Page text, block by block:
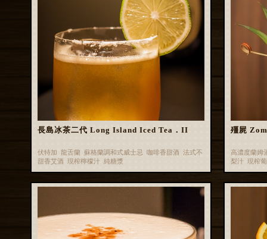
長島冰茶二代 Long Island Iced Tea．II
伏特加 龍舌蘭 蘇格蘭調和式威士忌 咖啡香甜酒 法式不
甜香艾酒 現榨檸檬汁 純糖漿
殭屍
高濃度蘭
梨汁 現榨